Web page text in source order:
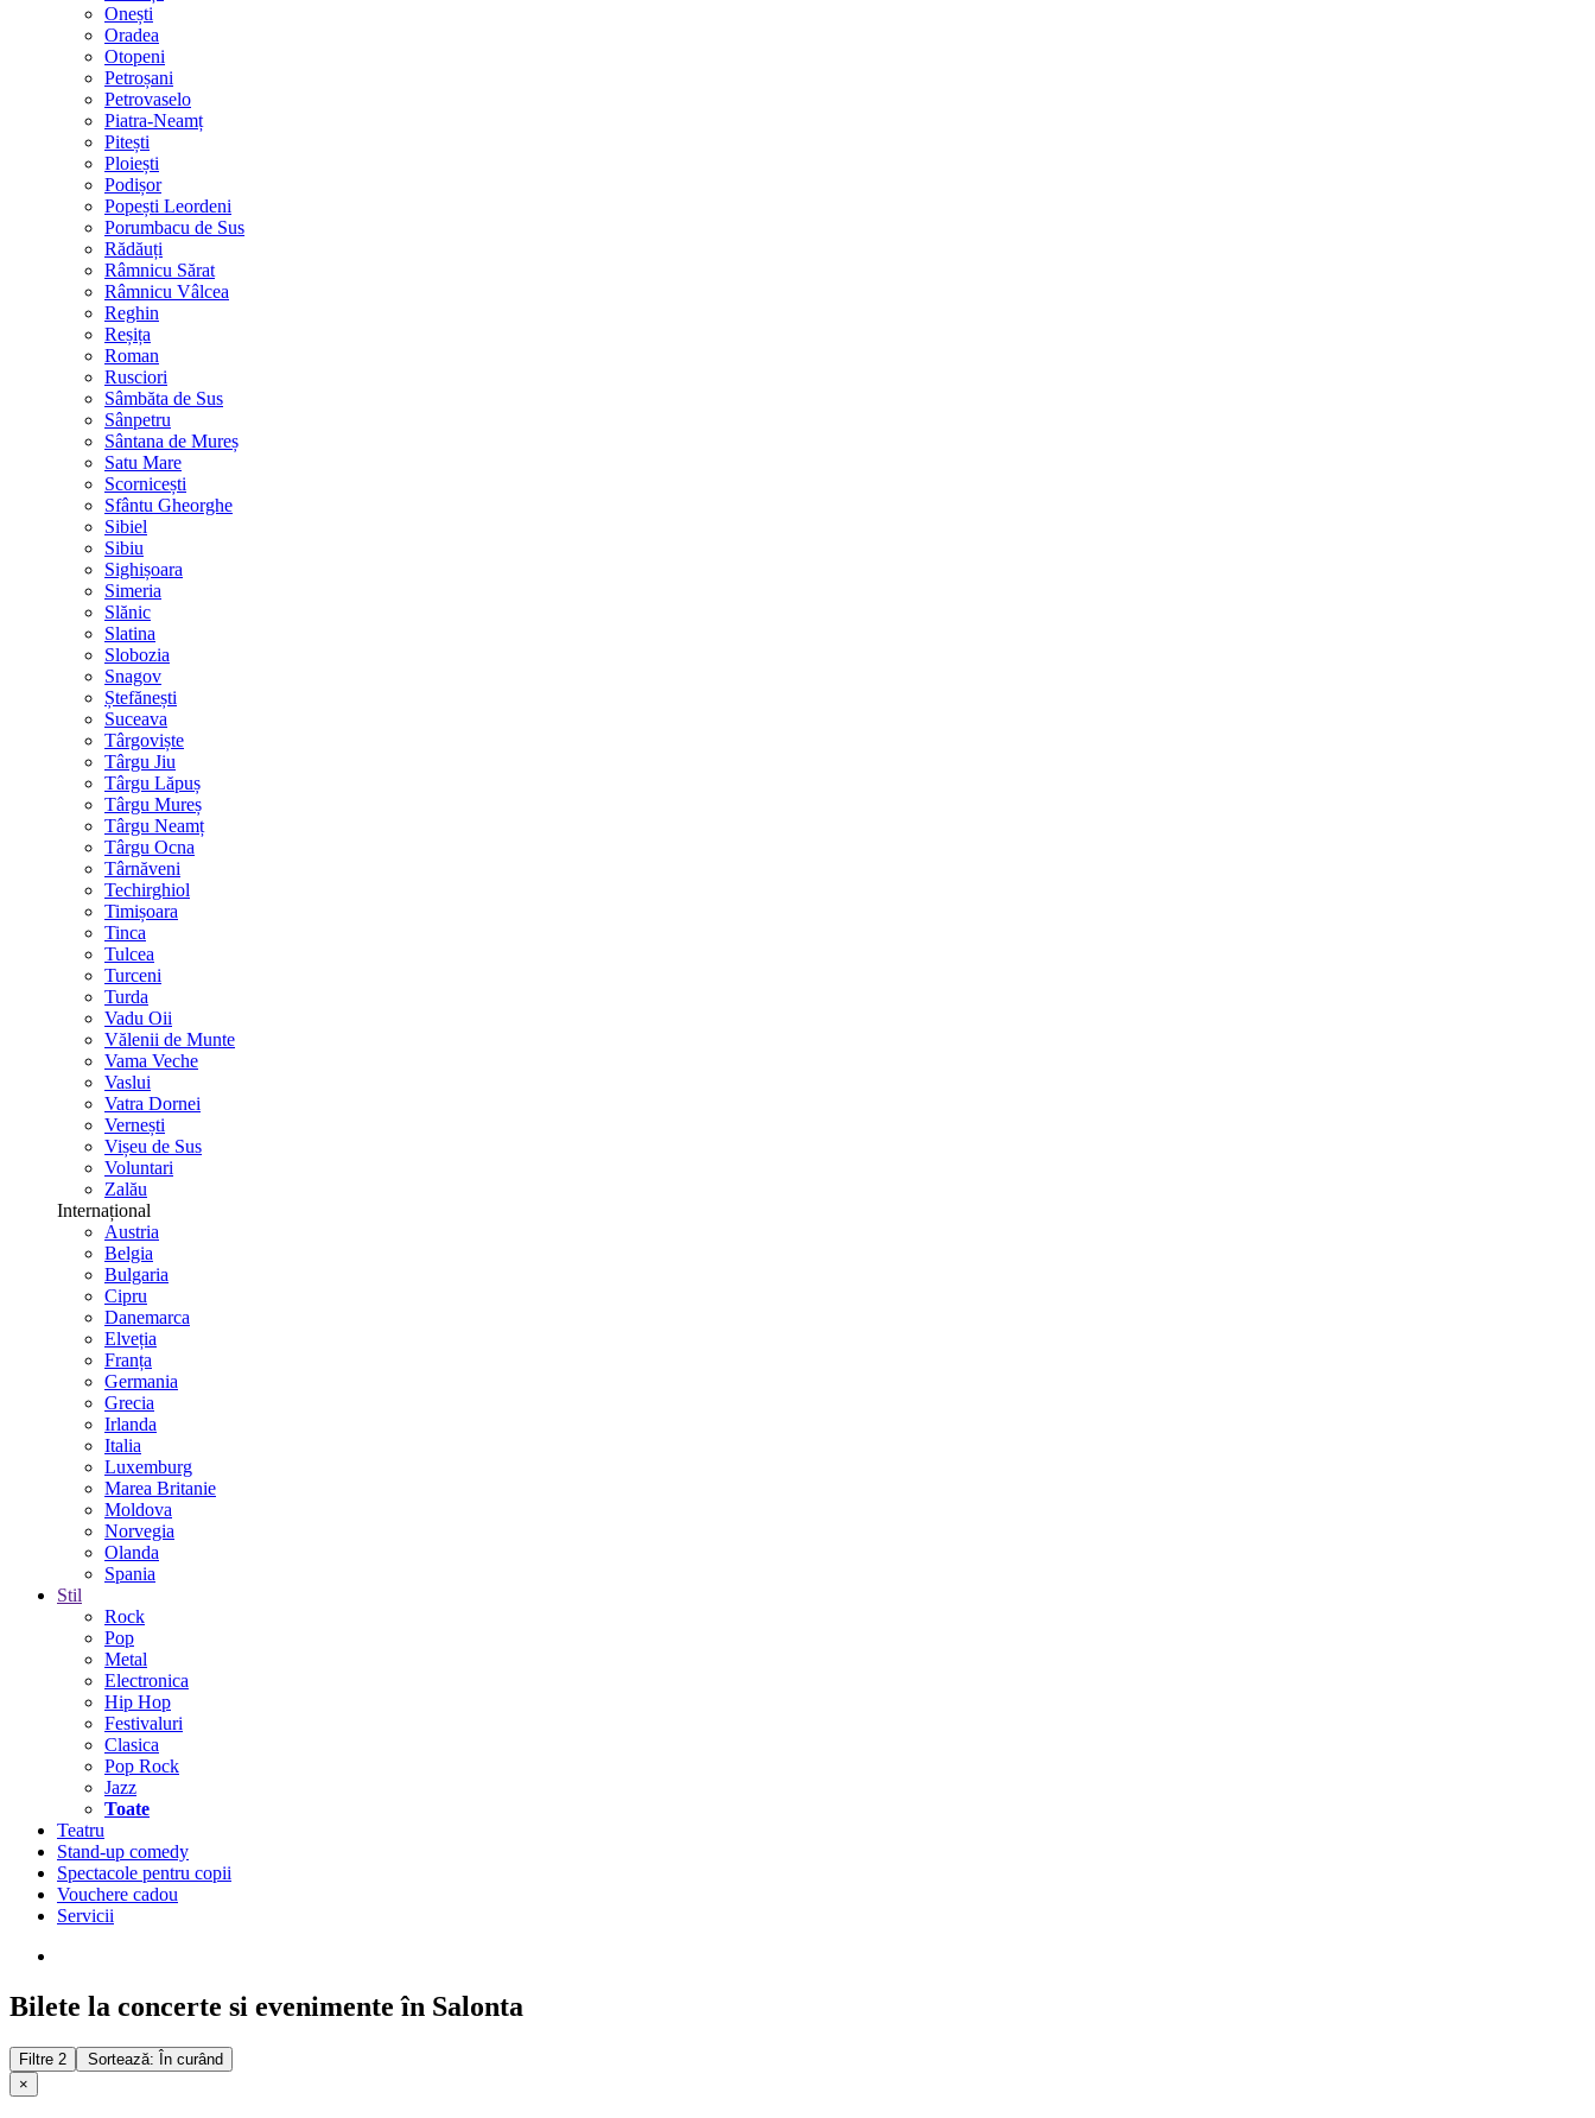
Onești
Oradea
Otopeni
Petroșani
Petrovaselo
Piatra-Neamț
Pitești
Ploiești
Podișor
Popești Leordeni
Porumbacu de Sus
Rădăuți
Râmnicu Sărat
Râmnicu Vâlcea
Reghin
Reșița
Roman
Rusciori
Sâmbăta de Sus
Sânpetru
Sântana de Mureș
Satu Mare
Scornicești
Sfântu Gheorghe
Sibiel
Sibiu
Sighișoara
Simeria
Slănic
Slatina
Slobozia
Snagov
Ștefănești
Suceava
Târgoviște
Târgu Jiu
Târgu Lăpuș
Târgu Mureș
Târgu Neamț
Târgu Ocna
Târnăveni
Techirghiol
Timișoara
Tinca
Tulcea
Turceni
Turda
Vadu Oii
Vălenii de Munte
Vama Veche
Vaslui
Vatra Dornei
Vernești
Vișeu de Sus
Voluntari
Zalău
Internațional
Austria
Belgia
Bulgaria
Cipru
Danemarca
Elveția
Franța
Germania
Grecia
Irlanda
Italia
Luxemburg
Marea Britanie
Moldova
Norvegia
Olanda
Spania
Stil
Rock
Pop
Metal
Electronica
Hip Hop
Festivaluri
Clasica
Pop Rock
Jazz
Toate
Teatru
Stand-up comedy
Spectacole pentru copii
Vouchere cadou
Servicii
Bilete la concerte si evenimente în Salonta
Filtre 2
Sortează: În curând
×